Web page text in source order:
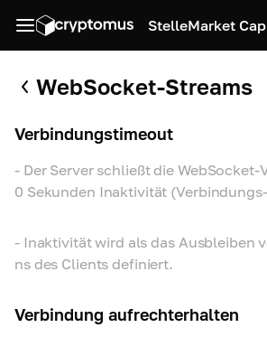
StelleMarket Cap
WebSocket-Streams
Verbindungstimeout
- Der Server schließt die
0 Sekunden Inaktivität
- Inaktivität wird als das Ausbleiben
ns des Clients definiert.
Verbindung aufrechterhalten